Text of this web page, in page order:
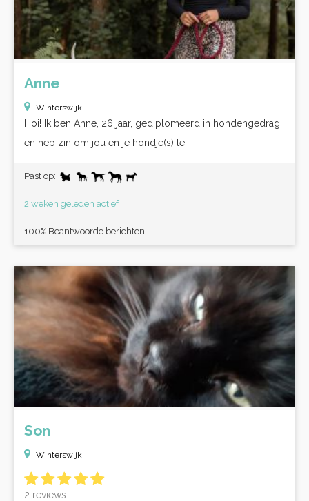
Anne
Winterswijk
Hoi! Ik ben Anne, 26 jaar, gediplomeerd in hondengedrag
en heb zin om jou en je hondje(s) te...
Past op:
2 weken geleden actief
100% Beantwoorde berichten
Son
Winterswijk
2 reviews